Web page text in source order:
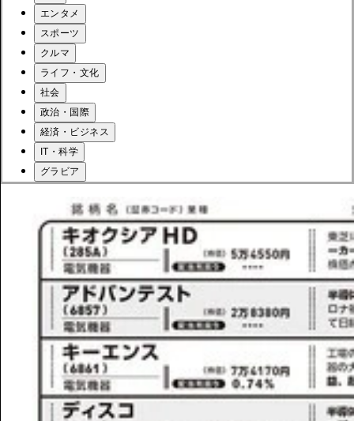
エンタメ
スポーツ
クルマ
ライフ・文化
社会
政治・国際
経済・ビジネス
IT・科学
グラビア